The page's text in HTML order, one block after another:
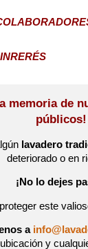
memoria de
públicos!
lavadero
deteriorado o en
¡No lo dejes
este
a
y